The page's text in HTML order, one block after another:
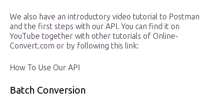
We also have an introductory video tutorial to Postman
and the first steps with our API. You can find it on
YouTube together with other tutorials of Online-
Convert.com or by following this link:
How To Use Our API
Batch Conversion